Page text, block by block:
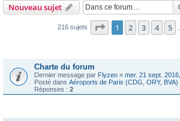
Nouveau sujet
216 sujets Page 1sur9
1 2 3 4 5
Charte du forum
Dernier message par Flyzen « mer. 21 sept.
Posté dans Aéroports de Paris (CDG, ORY, BVA)
Réponses : 2